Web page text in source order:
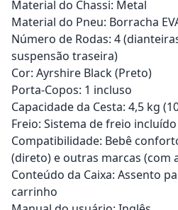
Material do Chassi: Metal
Material do Pneu: Borracha
Número de Rodas: 4
suspensão traseira)
Cor: Ayrshire Black (Preto)
Porta-Copos: 1 incluso
Capacidade da Cesta: 4,5 kg
Freio: Sistema de freio incluído
Compatibilidade: Bebê
(direto) e outras marcas (com
Conteúdo da Caixa: Assento
carrinho